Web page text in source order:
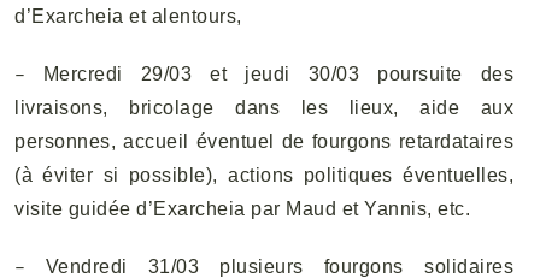
d’Exarcheia et alentours,
–
Mercredi 29/03 et jeudi 30/03 poursuite des
livraisons, bricolage dans les lieux, aide aux
personnes, accueil éventuel de fourgons retardataires
(à éviter si possible), actions politiques éventuelles,
visite guidée d’Exarcheia par Maud et Yannis, etc.
– Vendredi 31/03 plusieurs fourgons solidaires